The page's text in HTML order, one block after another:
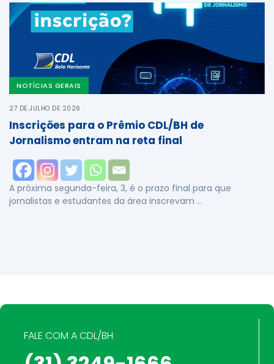
NOTÍCIAS GERAIS
27 DE JULHO DE 2026
Inscrições para o Prêmio CDL/BH de
Jornalismo entram na reta final
A próxima segunda-feira, 3, é o prazo final para que
jornalistas e estudantes da área inscrevam …
FALE COM A CDL/BH